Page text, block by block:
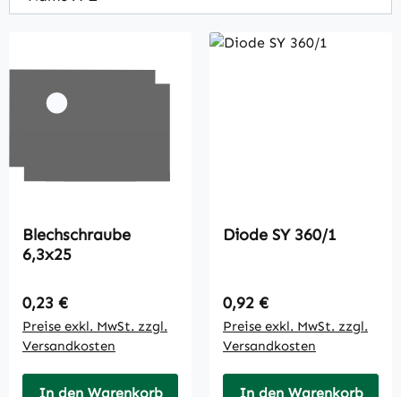
Blechschraube
6,3x25
Regulärer Preis:
0,23 €
Preise exkl. MwSt. zzgl.
Versandkosten
In den Warenkorb
Diode SY 360/1
Regulärer Preis:
0,92 €
Preise exkl. MwSt. zzgl.
Versandkosten
In den Warenkorb